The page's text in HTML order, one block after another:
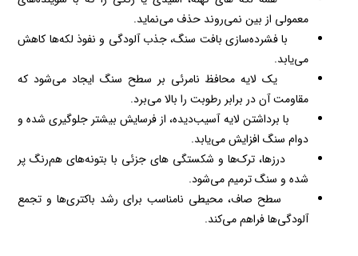
معمولی از بین نمی‌روند حذف می‌نماید.
با فشرده‌سازی بافت سنگ، جذب آلودگی و نفوذ لکه‌ها کاهش
می‌یابد.
یک لایه محافظ نامرئی بر سطح سنگ ایجاد می‌شود که
مقاومت آن در برابر رطوبت را بالا می‌برد.
با برداشتن لایه آسیب‌دیده، از فرسایش بیشتر جلوگیری شده و
دوام سنگ افزایش می‌یابد.
درزها، ترک‌ها و شکستگی ‌های جزئی با بتونه‌های هم‌رنگ پر
شده و سنگ ترمیم می‌شود.
سطح صاف، محیطی نامناسب برای رشد باکتری‌ها و تجمع
آلودگی‌ها فراهم می‌کند.